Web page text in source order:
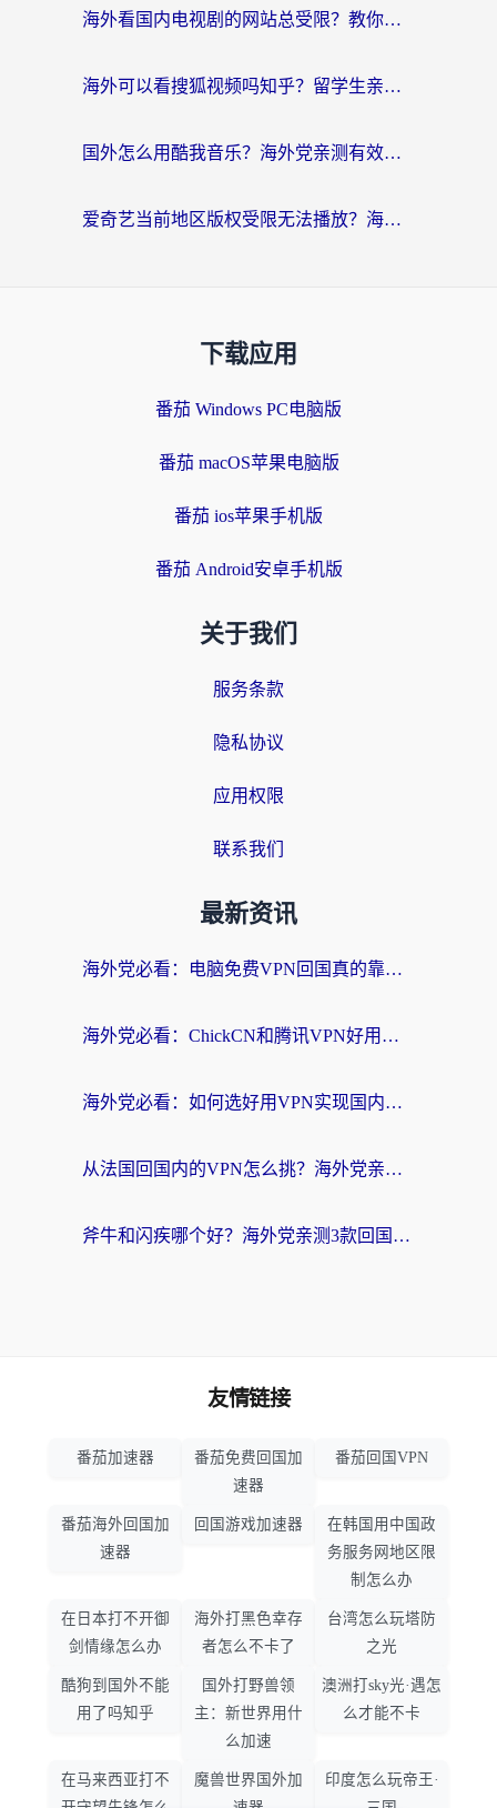
海外看国内电视剧的网站总受限？教你选对回国加速器，轻松追热剧
海外可以看搜狐视频吗知乎？留学生亲测有效的回国加速器选择指南
国外怎么用酷我音乐？海外党亲测有效的回国加速方案，附千千音乐中文歌收听指南
爱奇艺当前地区版权受限无法播放？海外党追剧看电影的终极解决方案来了
下载应用
番茄 Windows PC电脑版
番茄 macOS苹果电脑版
番茄 ios苹果手机版
番茄 Android安卓手机版
关于我们
服务条款
隐私协议
应用权限
联系我们
最新资讯
海外党必看：电脑免费VPN回国真的靠谱吗？附实测对比与最优方案指南
海外党必看：ChickCN和腾讯VPN好用吗？3招选对回国加速器，告别地区限制
海外党必看：如何选好用VPN实现国内资源无缝访问？从越南到全球都适用
从法国回国内的VPN怎么挑？海外党亲测：稳定、多端、安全才是关键
斧牛和闪疾哪个好？海外党亲测3款回国加速器，教你选到不踩坑的那一款
友情链接
番茄加速器
番茄免费回国加
速器
番茄回国VPN
番茄海外回国加
速器
回国游戏加速器
在韩国用中国政
务服务网地区限
制怎么办
在日本打不开御
剑情缘怎么办
海外打黑色幸存
者怎么不卡了
台湾怎么玩塔防
之光
酷狗到国外不能
用了吗知乎
国外打野兽领
主：新世界用什
么加速
澳洲打sky光·遇怎
么才能不卡
在马来西亚打不
魔兽世界国外加
印度怎么玩帝王·